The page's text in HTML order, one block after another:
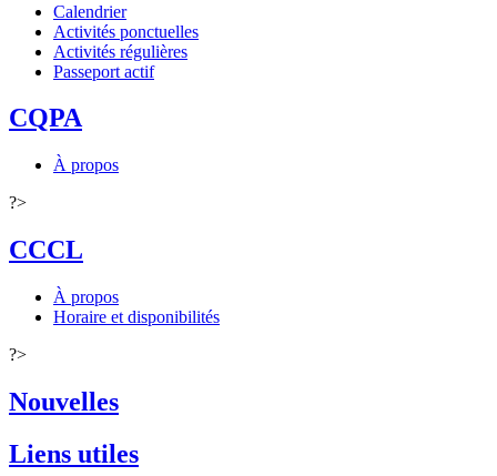
Calendrier
Activités ponctuelles
Activités régulières
Passeport actif
CQPA
À propos
?>
CCCL
À propos
Horaire et disponibilités
?>
Nouvelles
Liens utiles